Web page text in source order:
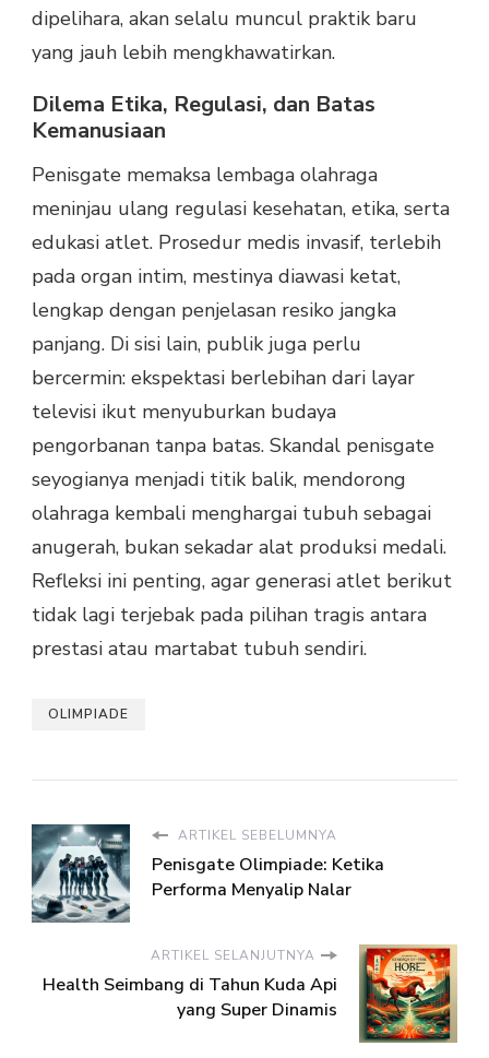
dipelihara, akan selalu muncul praktik baru
yang jauh lebih mengkhawatirkan.
Dilema Etika, Regulasi, dan Batas
Kemanusiaan
Penisgate memaksa lembaga olahraga
meninjau ulang regulasi kesehatan, etika, serta
edukasi atlet. Prosedur medis invasif, terlebih
pada organ intim, mestinya diawasi ketat,
lengkap dengan penjelasan resiko jangka
panjang. Di sisi lain, publik juga perlu
bercermin: ekspektasi berlebihan dari layar
televisi ikut menyuburkan budaya
pengorbanan tanpa batas. Skandal penisgate
seyogianya menjadi titik balik, mendorong
olahraga kembali menghargai tubuh sebagai
anugerah, bukan sekadar alat produksi medali.
Refleksi ini penting, agar generasi atlet berikut
tidak lagi terjebak pada pilihan tragis antara
prestasi atau martabat tubuh sendiri.
OLIMPIADE
ARTIKEL SEBELUMNYA
Penisgate Olimpiade: Ketika
Performa Menyalip Nalar
ARTIKEL SELANJUTNYA
Health Seimbang di Tahun Kuda Api
yang Super Dinamis